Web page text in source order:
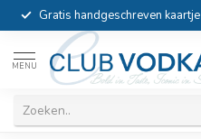
Gratis handgeschreven kaartje
MENU